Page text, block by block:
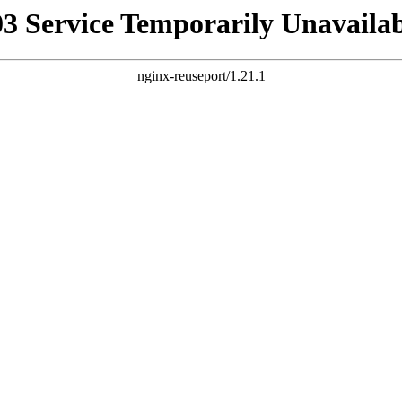
Service Temporarily
nginx-reuseport/1.21.1